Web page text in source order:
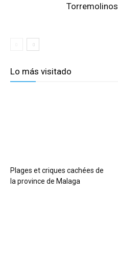
Torremolinos
Lo más visitado
Plages et criques cachées de
la province de Malaga